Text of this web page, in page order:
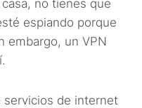
no tienes que
espiando porque
embargo, un VPN
servicios de internet